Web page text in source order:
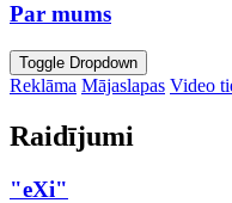
Par mums
Toggle Dropdown
Reklāma Mājaslapas Video
Raidījumi
"eXi"